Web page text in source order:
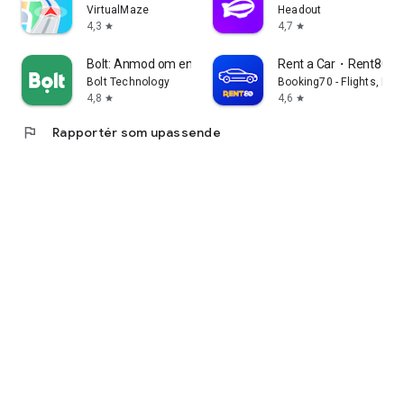
VirtualMaze
4,3 star
Headout
4,7 star
Bolt: Anmod om en tur
Bolt Technology
4,8 star
Rent a Car・Rent80
Booking70 - Flights,
4,6 star
flag Rapportér som upassende